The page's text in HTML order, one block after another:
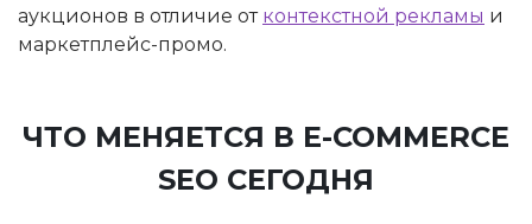
аукционов в отличие от контекстной рекламы и
маркетплейс-промо.
ЧТО МЕНЯЕТСЯ В E-COMMERCE
SEO СЕГОДНЯ